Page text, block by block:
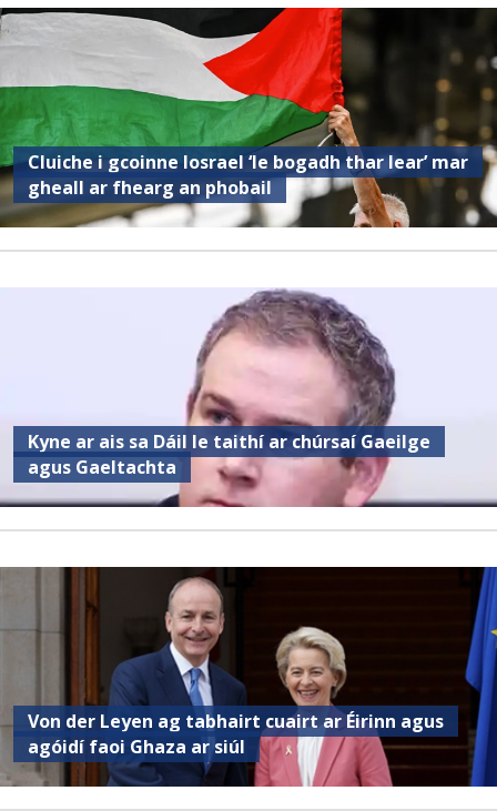
Cluiche i gcoinne Iosrael ‘le bogadh thar lear’ mar
gheall ar fhearg an phobail
Kyne ar ais sa Dáil le taithí ar chúrsaí Gaeilge
agus Gaeltachta
Von der Leyen ag tabhairt cuairt ar Éirinn agus
agóidí faoi Ghaza ar siúl